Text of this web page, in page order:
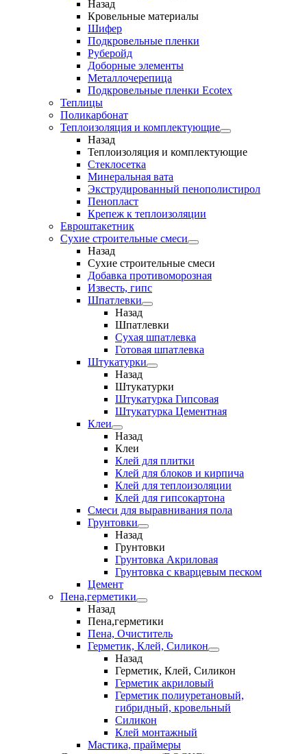
Назад
Кровельные материалы
Шифер
Подкровельные пленки
Руберойд
Доборные элементы
Металлочерепица
Подкровельные пленки Ecotex
Теплицы
Поликарбонат
Теплоизоляция и комплектующие
Назад
Теплоизоляция и комплектующие
Стеклосетка
Минеральная вата
Экструдированный пенополистирол
Пенопласт
Крепеж к теплоизоляции
Евроштакетник
Сухие строительные смеси
Назад
Сухие строительные смеси
Добавка противоморозная
Известь, гипс
Шпатлевки
Назад
Шпатлевки
Сухая шпатлевка
Готовая шпатлевка
Штукатурки
Назад
Штукатурки
Штукатурка Гипсовая
Штукатурка Цементная
Клеи
Назад
Клеи
Клей для плитки
Клей для блоков и кирпича
Клей для теплоизоляции
Клей для гипсокартона
Смеси для выравнивания пола
Грунтовки
Назад
Грунтовки
Грунтовка Акриловая
Грунтовка с кварцевым песком
Цемент
Пена,герметики
Назад
Пена,герметики
Пена, Очиститель
Герметик, Клей, Силикон
Назад
Герметик, Клей, Силикон
Герметик акриловый
Герметик полиуретановый,
гибридный, кровельный
Силикон
Клей монтажный
Мастика, праймеры